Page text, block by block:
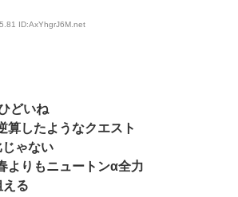
ID:AxYhgrJ6M.net
どいね
算したようなクエスト
ゃない
よりもニュートンα全力
る